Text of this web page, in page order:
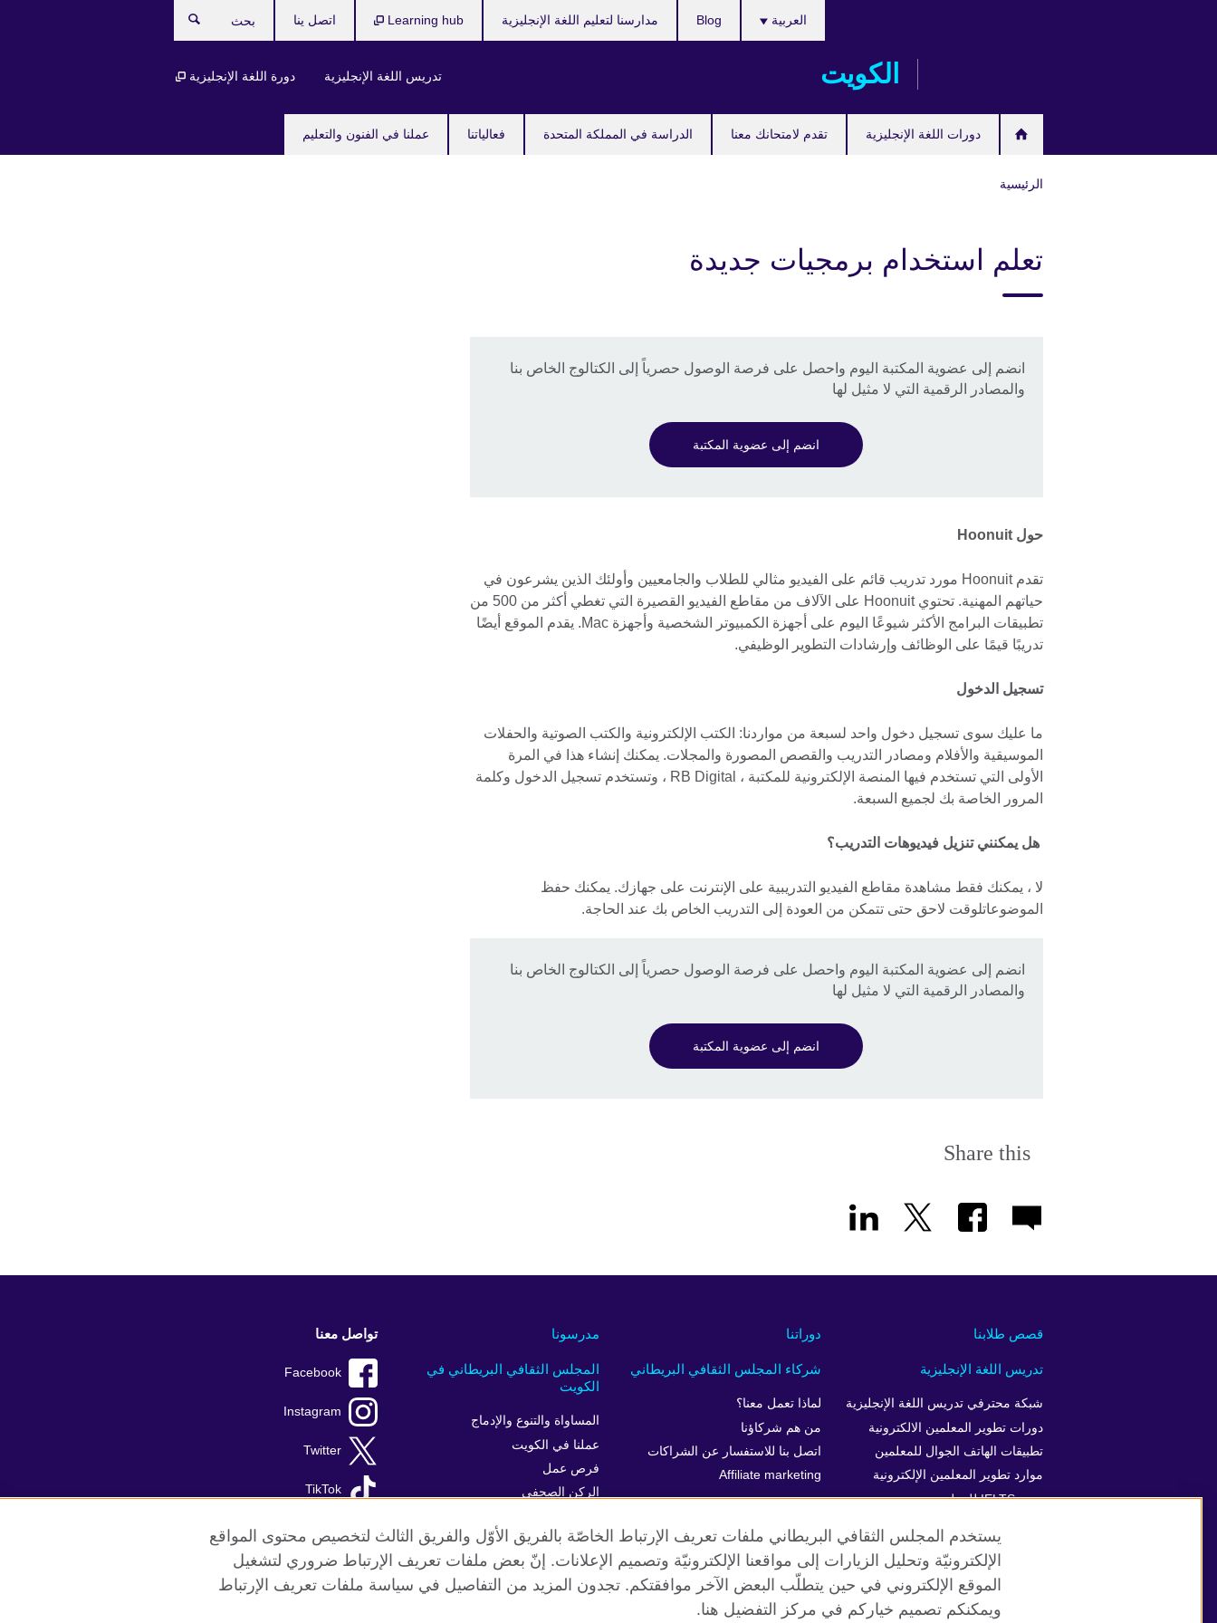
الكويت
دورات اللغة الإنجليزية تقدم لامتحانك معنا الدراسة في المملكة المتحدة فعالياتنا عملنا في الفنون والتعليم
العربية
تدريس اللغة الإنجليزية دورة اللغة الإنجليزية
Blog مدارسنا لتعليم اللغة الإنجليزية Learning hub اتصل ينا
الرئيسية
تعلم استخدام برمجيات جديدة
انضم إلى عضوية المكتبة اليوم واحصل على فرصة الوصول حصرياً إلى الكتالوج الخاص بنا
والمصادر الرقمية التي لا مثيل لها
انضم إلى عضوية المكتبة
حول Hoonuit
تقدم Hoonuit مورد تدريب قائم على الفيديو مثالي للطلاب والجامعيين وأولئك الذين يشرعون في
حياتهم المهنية. تحتوي Hoonuit على الآلاف من مقاطع الفيديو القصيرة التي تغطي أكثر من 500 من
تطبيقات البرامج الأكثر شيوعًا اليوم على أجهزة الكمبيوتر الشخصية وأجهزة Mac. يقدم الموقع أيضًا
تدريبًا قيمًا على الوظائف وإرشادات التطوير الوظيفي.
تسجيل الدخول
ما عليك سوى تسجيل دخول واحد لسبعة من مواردنا: الكتب الإلكترونية والكتب الصوتية والحفلات
الموسيقية والأفلام ومصادر التدريب والقصص المصورة والمجلات. يمكنك إنشاء هذا في المرة
الأولى التي تستخدم فيها المنصة الإلكترونية للمكتبة ، RB Digital ، وتستخدم تسجيل الدخول وكلمة
المرور الخاصة بك لجميع السبعة.
هل يمكنني تنزيل فيديوهات التدريب؟
لا ، يمكنك فقط مشاهدة مقاطع الفيديو التدريبية على الإنترنت على جهازك. يمكنك حفظ
الموضوعاتلوقت لاحق حتى تتمكن من العودة إلى التدريب الخاص بك عند الحاجة.
انضم إلى عضوية المكتبة اليوم واحصل على فرصة الوصول حصرياً إلى الكتالوج الخاص بنا
والمصادر الرقمية التي لا مثيل لها
انضم إلى عضوية المكتبة
Share this
مدرسونا دوراتنا قصص طلابنا
المجلس الثقافي البريطاني في
الكويت
المساواة والتنوع والإدماج
عملنا في الكويت
فرص عمل
الركن الصحفي
شركاء المجلس الثقافي البريطاني
لماذا تعمل معنا؟
من هم شركاؤنا
اتصل بنا للاستفسار عن الشراكات
Affiliate marketing
تدريس اللغة الإنجليزية
شبكة محترفي تدريس اللغة الإنجليزية
دورات تطوير المعلمين الالكترونية
تطبيقات الهاتف الجوال للمعلمين
موارد تطوير المعلمين الإلكترونية
دورة IELTS للمعلمين
تواصل معنا
Facebook
Instagram
Twitter
TikTok
موقع المجلس الثقافي البريطاني العالمي الخصوصية وشروط الاستخدام
يستخدم المجلس الثقافي البريطاني ملفات تعريف الإرتباط الخاصّة بالفريق الأوّل والفريق الثالث لتخصيص محتوى المواقع
الإلكترونيّة وتحليل الزيارات إلى مواقعنا الإلكترونيّة وتصميم الإعلانات. إنّ بعض ملفات تعريف الإرتباط ضروري لتشغيل
الموقع الإلكتروني في حين يتطلّب البعض الآخر موافقتكم. تجدون المزيد من التفاصيل في سياسة ملفات تعريف الإرتباط
ويمكنكم تصميم خياركم في مركز التفضيل هنا.